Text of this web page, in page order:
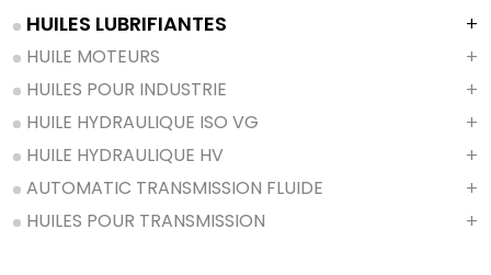
HUILES LUBRIFIANTES
HUILE MOTEURS
HUILES POUR INDUSTRIE
HUILE HYDRAULIQUE ISO VG
HUILE HYDRAULIQUE HV
AUTOMATIC TRANSMISSION FLUIDE
HUILES POUR TRANSMISSION